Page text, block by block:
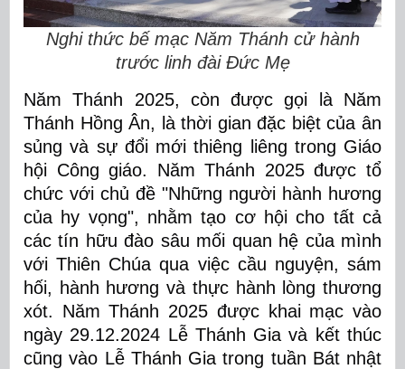
Nghi thức bế mạc Năm Thánh cử hành
trước linh đài Đức Mẹ
Năm Thánh 2025, còn được gọi là Năm
Thánh Hồng Ân, là thời gian đặc biệt của ân
sủng và sự đổi mới thiêng liêng trong Giáo
hội Công giáo. Năm Thánh 2025 được tổ
chức với chủ đề "Những người hành hương
của hy vọng", nhằm tạo cơ hội cho tất cả
các tín hữu đào sâu mối quan hệ của mình
với Thiên Chúa qua việc cầu nguyện, sám
hối, hành hương và thực hành lòng thương
xót. Năm Thánh 2025 được khai mạc vào
ngày 29.12.2024 Lễ Thánh Gia và kết thúc
cũng vào Lễ Thánh Gia trong tuần Bát nhật